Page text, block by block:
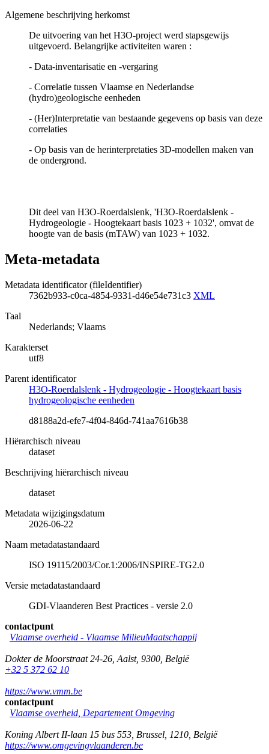
Algemene beschrijving herkomst
De uitvoering van het H3O-project werd stapsgewijs
uitgevoerd. Belangrijke activiteiten waren :
- Data-inventarisatie en -vergaring
- Correlatie tussen Vlaamse en Nederlandse
(hydro)geologische eenheden
- (Her)Interpretatie van bestaande gegevens op basis van deze
correlaties
- Op basis van de herinterpretaties 3D-modellen maken van
de ondergrond.
Dit deel van H3O-Roerdalslenk, 'H3O-Roerdalslenk -
Hydrogeologie - Hoogtekaart basis 1023 + 1032', omvat de
hoogte van de basis (mTAW) van 1023 + 1032.
Meta-metadata
Metadata identificator (fileIdentifier)
7362b933-c0ca-4854-9331-d46e54e731c3 XML
Taal
Nederlands; Vlaams
Karakterset
utf8
Parent identificator
H3O-Roerdalslenk - Hydrogeologie - Hoogtekaart basis
hydrogeologische eenheden
d8188a2d-efe7-4f04-846d-741aa7616b38
Hiërarchisch niveau
dataset
Beschrijving hiërarchisch niveau
dataset
Metadata wijzigingsdatum
2026-06-22
Naam metadatastandaard
ISO 19115/2003/Cor.1:2006/INSPIRE-TG2.0
Versie metadatastandaard
GDI-Vlaanderen Best Practices - versie 2.0
contactpunt
Vlaamse overheid - Vlaamse MilieuMaatschappij
Dokter de Moorstraat 24-26 Aalst, 9300 België
+32 5 372 62 10
https://www.vmm.be
contactpunt
Vlaamse overheid, Departement Omgeving
Koning Albert II-laan 15 bus 553 Brussel 1210 België
https://www.omgevingvlaanderen.be